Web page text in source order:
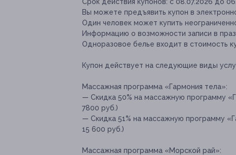
Вы можете предъявить купон в
Один человек может купить
Информацию о возможности записи в
Одноразовое белье входит в стоимость
Купон действует на следующие виды
Массажная программа «Гармония тела»:
— Скидка 50% на массажную программу
7800 руб.)
— Скидка 51% на массажную программу
15 600 руб.)
Массажная программа «Морской рай»: